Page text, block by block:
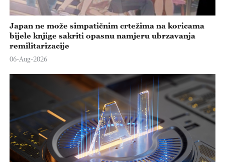
Japan ne može simpatičnim crtežima na koricama
bijele knjige sakriti opasnu namjeru ubrzavanja
remilitarizacije
06-Aug-2026